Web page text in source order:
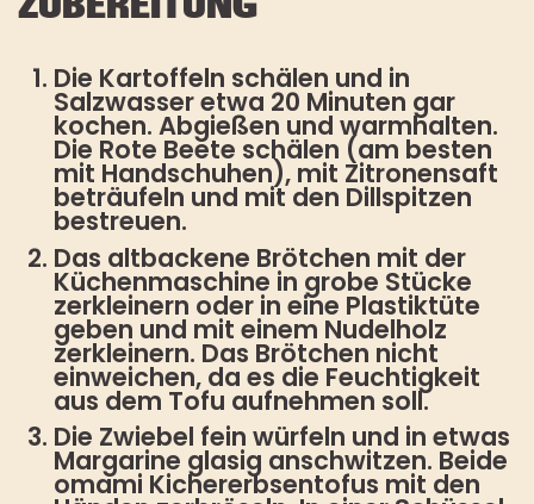
Die Kartoffeln schälen und in
Salzwasser etwa 20 Minuten gar
kochen. Abgießen und warmhalten.
Die Rote Beete schälen (am besten
mit Handschuhen), mit Zitronensaft
beträufeln und mit den Dillspitzen
bestreuen.
Das altbackene Brötchen mit der
Küchenmaschine in grobe Stücke
zerkleinern oder in eine Plastiktüte
geben und mit einem Nudelholz
zerkleinern. Das Brötchen nicht
einweichen, da es die Feuchtigkeit
aus dem Tofu aufnehmen soll.
Die Zwiebel fein würfeln und in etwas
Margarine glasig anschwitzen. Beide
omami Kichererbsentofus mit den